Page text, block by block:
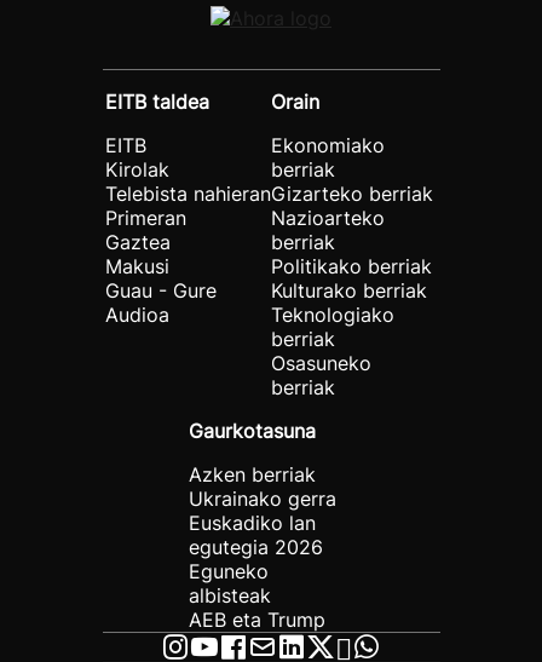
EITB taldea
EITB
Kirolak
Telebista nahieran
Primeran
Gaztea
Makusi
Guau - Gure
Audioa
Orain
Ekonomiako
berriak
Gizarteko berriak
Nazioarteko
berriak
Politikako berriak
Kulturako berriak
Teknologiako
berriak
Osasuneko
berriak
Gaurkotasuna
Azken berriak
Ukrainako gerra
Euskadiko lan
egutegia 2026
Eguneko
albisteak
AEB eta Trump